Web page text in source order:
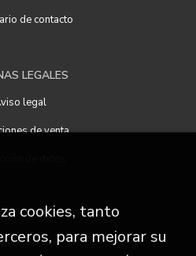
de contacto
LEGALES
legal
de venta
AL CLIENTE
somos
cookies, tanto
para mejorar su